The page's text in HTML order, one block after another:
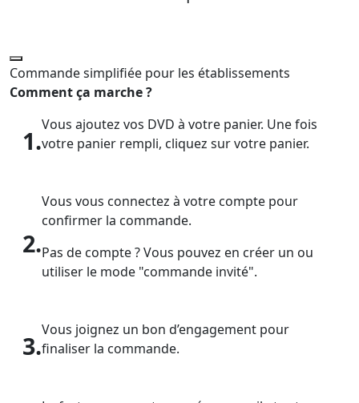
Commande simplifiée pour les établissements
Comment ça marche ?
1.
Vous ajoutez vos DVD à votre panier. Une fois
votre panier rempli, cliquez sur votre panier.
2.
Vous vous connectez à votre compte pour
confirmer la commande.
Pas de compte ? Vous pouvez en créer un ou
utiliser le mode "commande invité".
3.
Vous joignez un bon d’engagement pour
finaliser la commande.